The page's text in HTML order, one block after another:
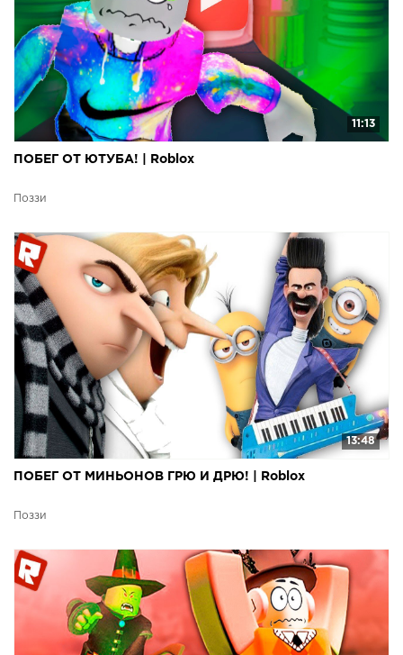
11:13
ПОБЕГ ОТ ЮТУБА! | Roblox
Поззи
13:48
ПОБЕГ ОТ МИНЬОНОВ ГРЮ И ДРЮ! | Roblox
Поззи